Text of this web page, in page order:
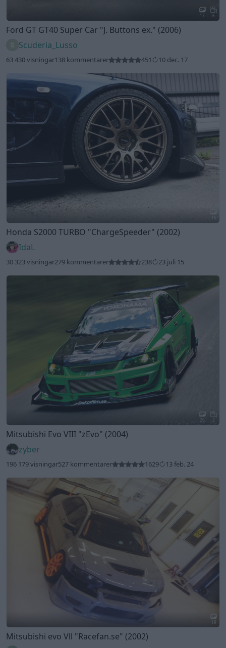
17 6
Ford GT GT40 Super Car "J. Buttons ex." (2006)
Scuderia_Lusso
63 430 visningar138 kommentarer 451 10 dec. 17
Honda S2000 TURBO "ChargeSpeeder" (2002)
IdaL
30 323 visningar279 kommentarer 238 23 juli 15
20 2
Mitsubishi Evo VIII "zEvo" (2004)
zyber
196 179 visningar527 kommentarer 1629 13 feb. 24
19
Mitsubishi evo Vll "Racefan.se" (2002)